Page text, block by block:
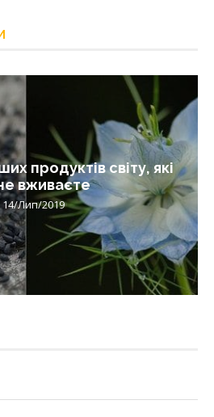
продуктів світу, які
вживаєте
14/Лип/2019